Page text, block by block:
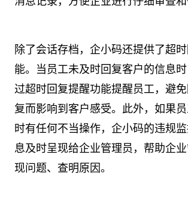
除了会话存档，企小码还提供了超
能。当员工未及时回复客户的信息
过超时回复提醒功能提醒员工，避
复而影响到客户感受。此外，如果
时有任何不当操作，企小码的违规
息及时呈现给企业管理员，帮助企
现问题、查明原因。